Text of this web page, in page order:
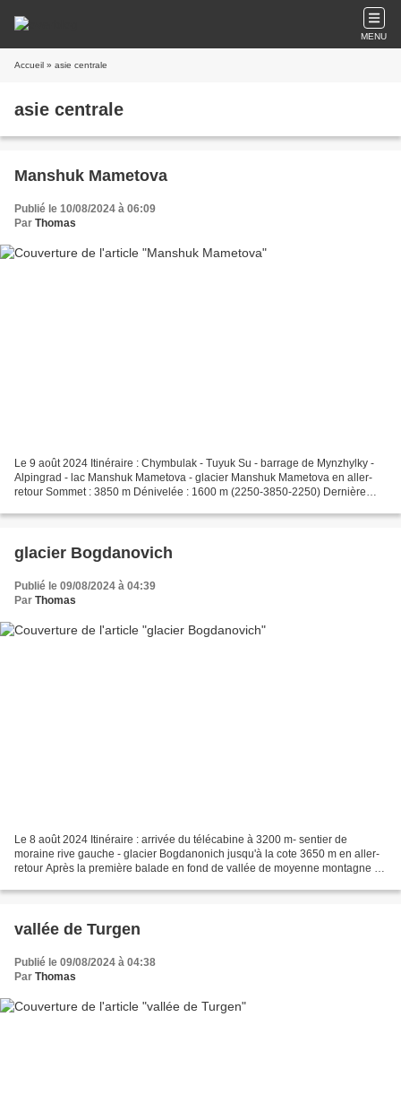
MENU
Accueil » asie centrale
asie centrale
Manshuk Mametova
Publié le 10/08/2024 à 06:09
Par Thomas
Le 9 août 2024 Itinéraire : Chymbulak - Tuyuk Su - barrage de Mynzhylky -
Alpingrad - lac Manshuk Mametova - glacier Manshuk Mametova en aller-
retour Sommet : 3850 m Dénivelée : 1600 m (2250-3850-2250) Dernière
glacier Bogdanovich
Publié le 09/08/2024 à 04:39
Par Thomas
Le 8 août 2024 Itinéraire : arrivée du télécabine à 3200 m- sentier de
moraine rive gauche - glacier Bogdanonich jusqu'à la cote 3650 m en aller-
retour Après la première balade en fond de vallée de moyenne montagne la
vallée de Turgen
Publié le 09/08/2024 à 04:38
Par Thomas